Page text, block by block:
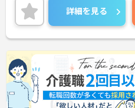
父子育児手当があり子育て中の方
す。土祝は時給が100円アップし
利厚生も充実しています。業務
体制で行うため安心して取り組
許や資格を活かして活躍できま
自由で自分らしく働ける風通しの
去3年で400名以上の正社員登用
時点）があり資格取得支援制度
パートから正社員を目指し着実
きるやりがいのある環境です。
詳細を見る